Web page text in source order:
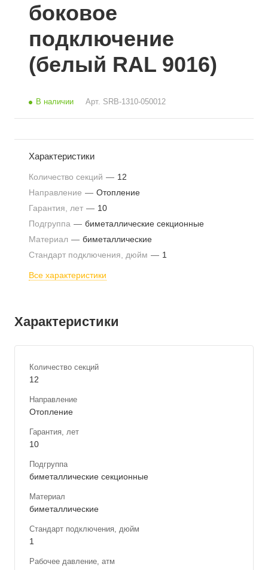
боковое
подключение
(белый RAL 9016)
В наличии Арт. SRB-1310-050012
Характеристики
Количество секций — 12
Направление — Отопление
Гарантия, лет — 10
Подгруппа — биметаллические секционные
Материал — биметаллические
Стандарт подключения, дюйм — 1
Все характеристики
Характеристики
Количество секций
12
Направление
Отопление
Гарантия, лет
10
Подгруппа
биметаллические секционные
Материал
биметаллические
Стандарт подключения, дюйм
1
Рабочее давление, атм